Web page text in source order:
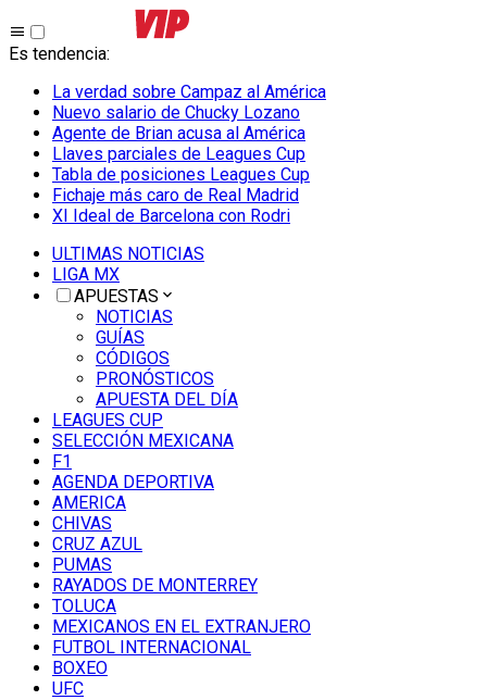
Es tendencia:
La verdad sobre Campaz al América
Nuevo salario de Chucky Lozano
Agente de Brian acusa al América
Llaves parciales de Leagues Cup
Tabla de posiciones Leagues Cup
Fichaje más caro de Real Madrid
XI Ideal de Barcelona con Rodri
ULTIMAS NOTICIAS
LIGA MX
APUESTAS
NOTICIAS
GUÍAS
CÓDIGOS
PRONÓSTICOS
APUESTA DEL DÍA
LEAGUES CUP
SELECCIÓN MEXICANA
F1
AGENDA DEPORTIVA
AMERICA
CHIVAS
CRUZ AZUL
PUMAS
RAYADOS DE MONTERREY
TOLUCA
MEXICANOS EN EL EXTRANJERO
FUTBOL INTERNACIONAL
BOXEO
UFC